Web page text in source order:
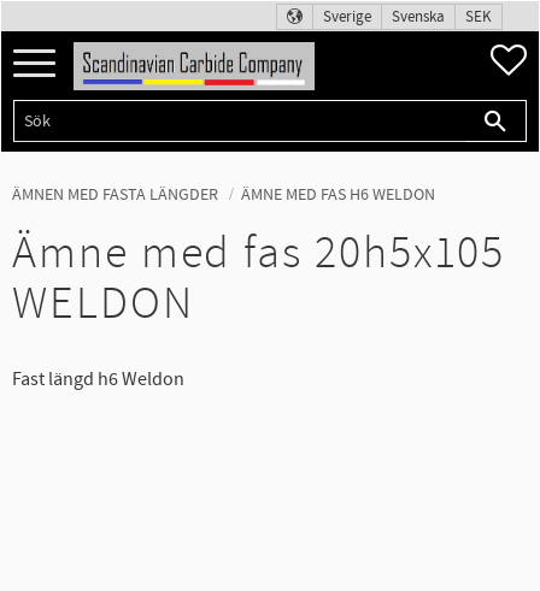
Meny
Sverige Svenska SEK
ÄMNEN MED FASTA LÄNGDER ÄMNE MED FAS H6 WELDON
Ämne med fas 20h5x105
WELDON
Fast längd h6 Weldon